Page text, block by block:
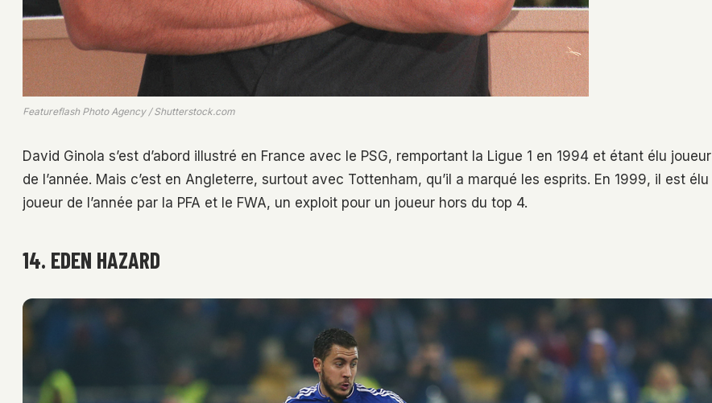
Featureflash Photo Agency / Shutterstock.com
David Ginola s’est d’abord illustré en France avec le PSG, remportant la Ligue 1 en 1994 et étant élu joueur
de l’année. Mais c’est en Angleterre, surtout avec Tottenham, qu’il a marqué les esprits. En 1999, il est élu
joueur de l’année par la PFA et le FWA, un exploit pour un joueur hors du top 4.
14. EDEN HAZARD